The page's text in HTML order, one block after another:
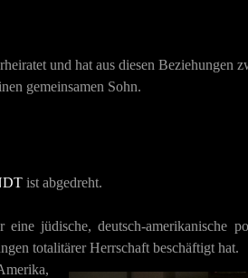
und hat aus diesen Beziehungen
gemeinsamen Sohn.
ist abgedreht.
jüdische, deutsch-amerikanische
totalitärer Herrschaft beschäftigt hat.